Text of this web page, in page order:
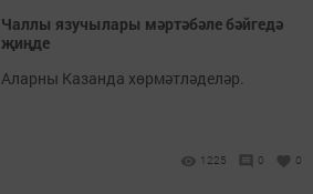
Чаллы язучылары мәртәбәле бәйгедә
җиңде
Аларны Казанда хөрмәтләделәр.
1225 0 0